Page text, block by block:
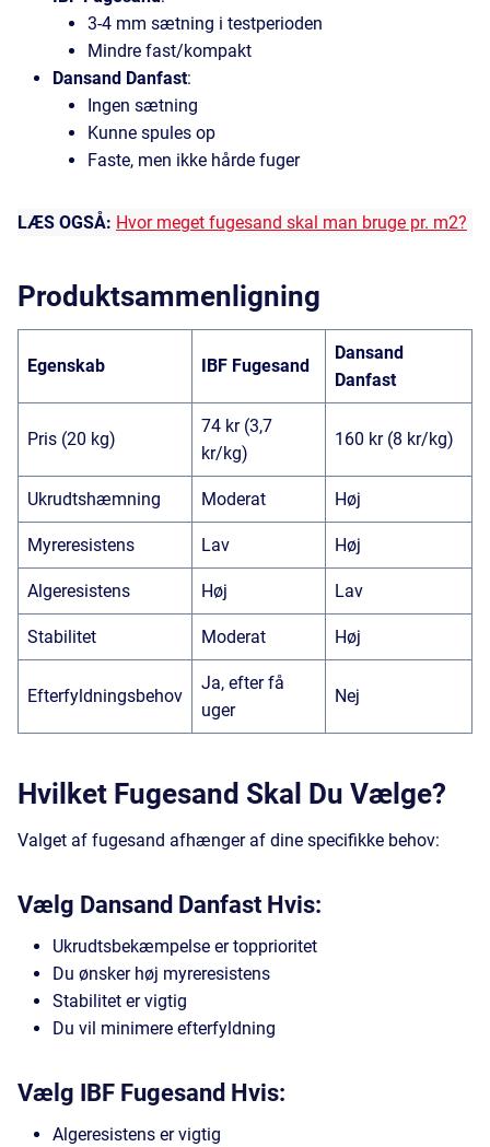
3-4 mm sætning i testperioden
Mindre fast/kompakt
Dansand Danfast:
Ingen sætning
Kunne spules op
Faste, men ikke hårde fuger
LÆS OGSÅ: Hvor meget fugesand skal man bruge pr. m2?
Produktsammenligning
Egenskab IBF Fugesand
Dansand
Danfast
Pris (20 kg)
74 kr (3,7
kr/kg)
160 kr (8 kr/kg)
Ukrudtshæmning Moderat Høj
Myreresistens Lav Høj
Algeresistens Høj Lav
Stabilitet Moderat Høj
Efterfyldningsbehov
Ja, efter få
uger
Nej
Hvilket Fugesand Skal Du Vælge?
Valget af fugesand afhænger af dine specifikke behov:
Vælg Dansand Danfast Hvis:
Ukrudtsbekæmpelse er topprioritet
Du ønsker høj myreresistens
Stabilitet er vigtig
Du vil minimere efterfyldning
Vælg IBF Fugesand Hvis:
Algeresistens er vigtig